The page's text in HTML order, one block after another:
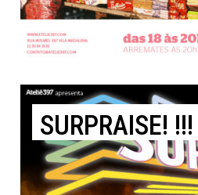
SURPRAISE! !!!